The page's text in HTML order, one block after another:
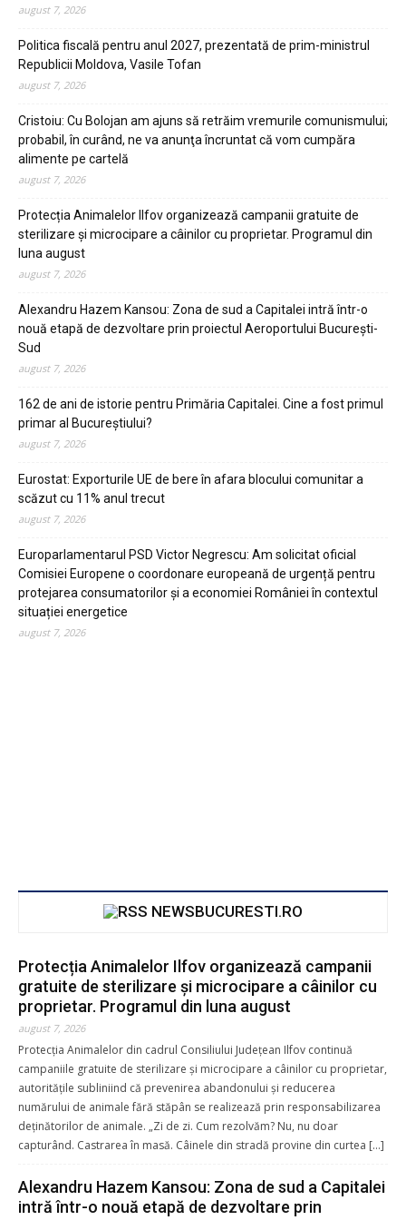
august 7, 2026
Politica fiscală pentru anul 2027, prezentată de prim-ministrul
Republicii Moldova, Vasile Tofan
august 7, 2026
Cristoiu: Cu Bolojan am ajuns să retrăim vremurile comunismului;
probabil, în curând, ne va anunţa încruntat că vom cumpăra
alimente pe cartelă
august 7, 2026
Protecția Animalelor Ilfov organizează campanii gratuite de
sterilizare și microcipare a câinilor cu proprietar. Programul din
luna august
august 7, 2026
Alexandru Hazem Kansou: Zona de sud a Capitalei intră într-o
nouă etapă de dezvoltare prin proiectul Aeroportului București-
Sud
august 7, 2026
162 de ani de istorie pentru Primăria Capitalei. Cine a fost primul
primar al Bucureștiului?
august 7, 2026
Eurostat: Exporturile UE de bere în afara blocului comunitar a
scăzut cu 11% anul trecut
august 7, 2026
Europarlamentarul PSD Victor Negrescu: Am solicitat oficial
Comisiei Europene o coordonare europeană de urgență pentru
protejarea consumatorilor și a economiei României în contextul
situației energetice
august 7, 2026
NEWSBUCURESTI.RO
Protecția Animalelor Ilfov organizează campanii
gratuite de sterilizare și microcipare a câinilor cu
proprietar. Programul din luna august
august 7, 2026
Protecția Animalelor din cadrul Consiliului Județean Ilfov continuă
campaniile gratuite de sterilizare și microcipare a câinilor cu proprietar,
autoritățile subliniind că prevenirea abandonului și reducerea
numărului de animale fără stăpân se realizează prin responsabilizarea
deținătorilor de animale. „Zi de zi. Cum rezolvăm? Nu, nu doar
capturând. Castrarea în masă. Câinele din stradă provine din curtea […]
Alexandru Hazem Kansou: Zona de sud a Capitalei
intră într-o nouă etapă de dezvoltare prin